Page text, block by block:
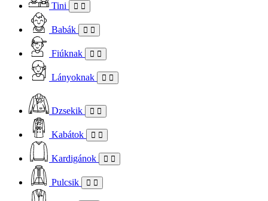
Tini
Babák
Fiúknak
Lányoknak
Dzsekik
Kabátok
Kardigánok
Pulcsik